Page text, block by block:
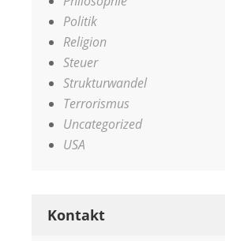
Politik
Religion
Steuer
Strukturwandel
Terrorismus
Uncategorized
USA
Kontakt